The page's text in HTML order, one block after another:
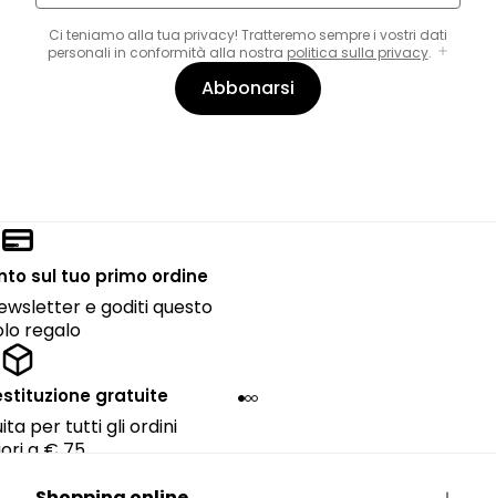
Ci teniamo alla tua privacy! Tratteremo sempre i vostri dati
personali in conformità alla nostra politica sulla privacy.
Abbonarsi
sul tuo primo ordine
e goditi questo
regalo
gratuite
per tutti gli ordini
a € 75.